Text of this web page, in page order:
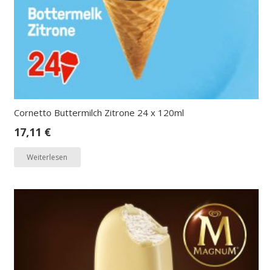
Cornetto Buttermilch Zitrone 24 x 120ml
17,11 €
Weiterlesen